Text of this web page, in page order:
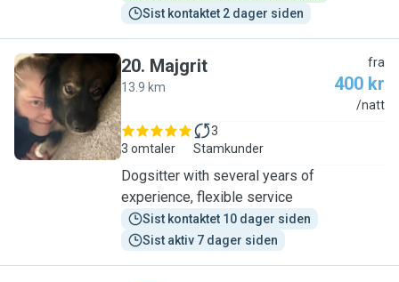
Sist kontaktet 2 dager siden
M
20. Majgrit
13.9 km
fra
400 kr
/natt
3 omtaler
3
Stamkunder
Dogsitter with several years of
experience, flexible service
Sist kontaktet 10 dager siden
Sist aktiv 7 dager siden